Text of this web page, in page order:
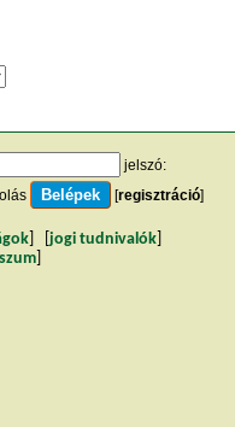
jelszó:
[regisztráció]
jogi tudnivalók
]